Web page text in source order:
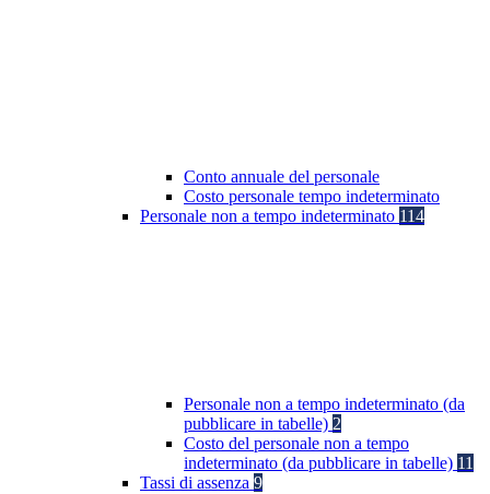
Conto annuale del personale
Costo personale tempo indeterminato
Personale non a tempo indeterminato 114
Personale non a tempo indeterminato (da
pubblicare in tabelle) 2
Costo del personale non a tempo
indeterminato (da pubblicare in tabelle) 11
Tassi di assenza 9